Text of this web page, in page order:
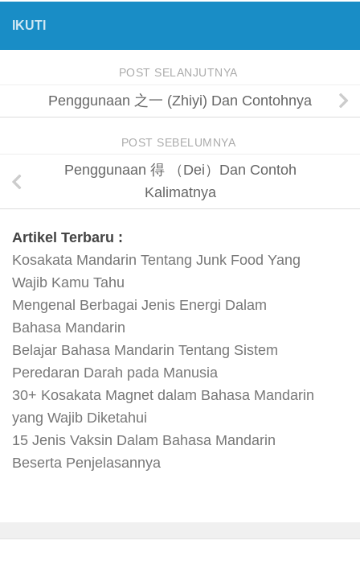
IKUTI
POST SELANJUTNYA
Penggunaan 之一 (Zhiyi) Dan Contohnya
POST SEBELUMNYA
Penggunaan 得 （Dei）Dan Contoh
Kalimatnya
Artikel Terbaru :
Kosakata Mandarin Tentang Junk Food Yang
Wajib Kamu Tahu
Mengenal Berbagai Jenis Energi Dalam
Bahasa Mandarin
Belajar Bahasa Mandarin Tentang Sistem
Peredaran Darah pada Manusia
30+ Kosakata Magnet dalam Bahasa Mandarin
yang Wajib Diketahui
15 Jenis Vaksin Dalam Bahasa Mandarin
Beserta Penjelasannya